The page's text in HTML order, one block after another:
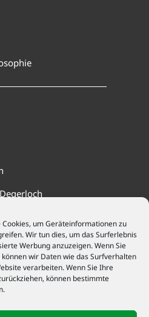
um Geräteinformationen zu
Wir tun dies, um das Surferlebnis
Werbung anzuzeigen. Wenn Sie
wir Daten wie das Surfverhalten
verarbeiten. Wenn Sie Ihre
können bestimmte